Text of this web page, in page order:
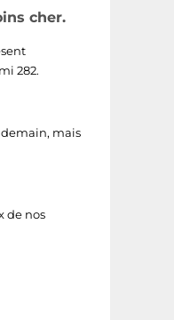
cher.
282.
demain, mais
de nos